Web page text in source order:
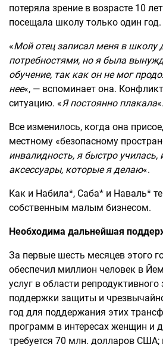
потеряла зрение в возрасте 10
посещала школу только один год.
«Мой отец записал меня в школу
потребностями, но я была
обучение, так как он не мог
нее«, — вспоминает она.
ситуацию. «Я постоянно плакала«.
Все изменилось, когда она
местному «безопасному
инвалидность, я быстро училась,
аксессуары, которые я делаю«.
Как и Набила*, Саба* и Наваль*
собственным малым бизнесом.
Необходима дальнейшая
За первые шесть месяцев этого
обеспечил миллион человек в
услуг в области репродуктивного
поддержки защиты и
год для поддержания этих
программ в интересах женщин и
требуется 70 млн. долларов США;